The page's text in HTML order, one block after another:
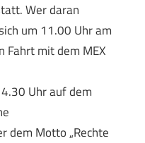
Wer daran
um 11.00 Uhr am
Fahrt mit dem MEX
Uhr auf dem
dem Motto „Rechte